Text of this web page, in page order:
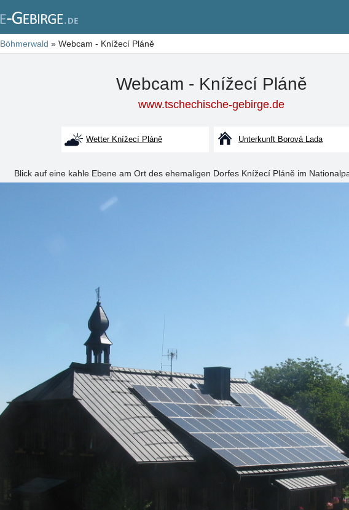
Böhmerwald » Webcam - Knížecí Pláně
Webcam - Knížecí Pláně
www.tschechische-gebirge.de
Wetter Knížecí Pláně Unterkunft Borová Lada
Blick auf eine kahle Ebene am Ort des ehemaligen Dorfes Knížecí Pláně im